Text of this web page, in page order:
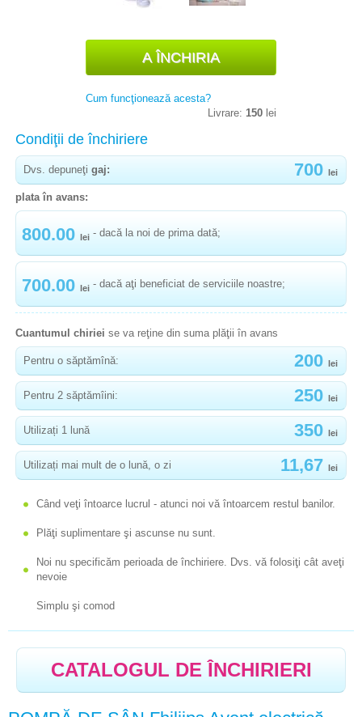
POMPĂ DE SÂN ELECTRICĂ FHILIIPS AVENT
POMPĂ DE SÂN FHILIIPS AVENT SCF395 / 11
ELECTRONIK
POMPĂ DE SÂN MEDELA PUMP IN STYLE
- POMPĂ DE SÂN MEDELA PUMP DOBLE
POMPĂ DE SÂN MEDELA SWING
- POMPĂ DE SÂN ELECTRONIK CHICCO
NATURALLY
- POMPĂ DE SÂN CANPOL
JUMPER (SĂRITOR)
BABY MONITORS
JUCĂRII EDUCATIVE, COVORAȘE, TRENAJORI
STERILIZATOR
SCAUNE DE MASĂ
PREMERGĂTORI, PREMERGĂTORI RABATABILI,
ANTEPREMERGĂTORI
VALIZA TRUNKI
RUCSACURI ERGO,SLING,KANGAROO,
TRANSPORTARE PENTRU COPII, RUCSAC
Cum funcţionează acesta?
Livrare: 150 lei
Condiţii de închiriere
Dvs. depuneţi gaj: 700 lei
plata în avans:
800.00 lei - dacă la noi de prima dată;
700.00 lei - dacă aţi beneficiat de serviciile noastre;
Cuantumul chiriei se va reţine din suma plăţii în avans
Pentru o săptămînă: 200 lei
Pentru 2 săptămîini: 250 lei
Utilizați 1 lună 350 lei
Utilizați mai mult de o lună, o zi 11,67 lei
Când veţi întoarce lucrul - atunci noi vă întoarcem restul banilor.
Plăţi suplimentare şi ascunse nu sunt.
Noi nu specificăm perioada de închiriere. Dvs. vă folosiţi cât aveţi
nevoie
Simplu şi comod
CATALOGUL DE ÎNCHIRIERI